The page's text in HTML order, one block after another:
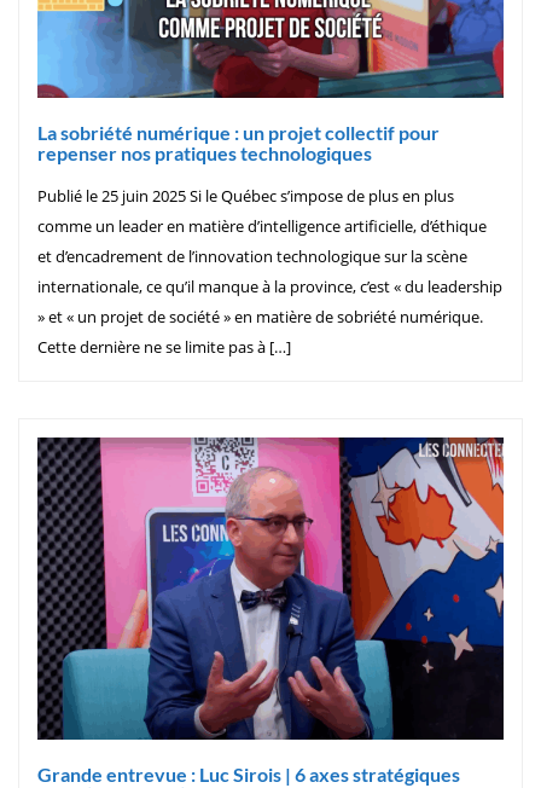
La sobriété numérique : un projet collectif pour
repenser nos pratiques technologiques
Publié le 25 juin 2025 Si le Québec s’impose de plus en plus
comme un leader en matière d’intelligence artificielle, d’éthique
et d’encadrement de l’innovation technologique sur la scène
internationale, ce qu’il manque à la province, c’est « du leadership
» et « un projet de société » en matière de sobriété numérique.
Cette dernière ne se limite pas à […]
Grande entrevue : Luc Sirois | 6 axes stratégiques